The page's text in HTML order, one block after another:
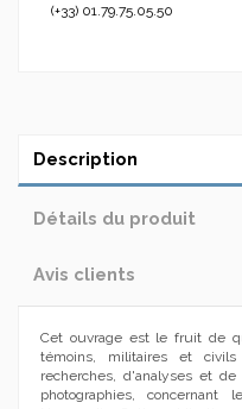
(+33) 01.79.75.05.50
Description
Détails du produit
Avis clients
Cet ouvrage est le fruit de
témoins, militaires et
recherches, d'analyses et
photographies,